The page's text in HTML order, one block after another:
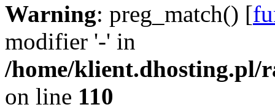
Warning: preg_match() [
modifier '-' in
/home/klient.dhosting.pl/
on line 110